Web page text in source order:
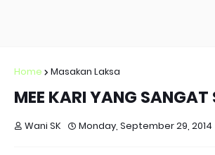
Home Masakan Laksa
MEE KARI YANG SANGAT
Wani SK Monday, September 29, 2014